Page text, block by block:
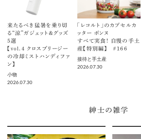
来たるべき猛暑を乗り切
る“涼”ガジェット＆グッズ
5選
【vol.４ クロスブリージー
の冷却ミストハンディファ
ン】
小物
2026.07.30
「レコルト」のカプセルカ
ッター ボンヌ
すべて実食！ 自慢の手土
産【特別編】 ＃166
接待と手土産
2026.07.30
紳士の雑学